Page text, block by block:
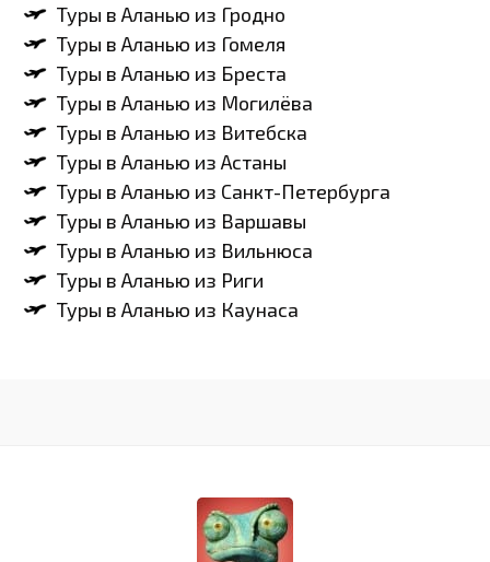
Туры в Аланью из Гродно
Туры в Аланью из Гомеля
Туры в Аланью из Бреста
Туры в Аланью из Могилёва
Туры в Аланью из Витебска
Туры в Аланью из Астаны
Туры в Аланью из Санкт-Петербурга
Туры в Аланью из Варшавы
Туры в Аланью из Вильнюса
Туры в Аланью из Риги
Туры в Аланью из Каунаса